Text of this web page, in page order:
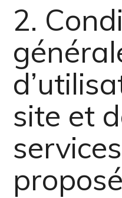
2.
site et
services